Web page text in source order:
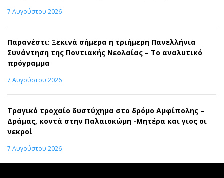
7 Αυγούστου 2026
Παρανέστι: Ξεκινά σήμερα η τριήμερη Πανελλήνια
Συνάντηση της Ποντιακής Νεολαίας – Το αναλυτικό
πρόγραμμα
7 Αυγούστου 2026
Τραγικό τροχαίο δυστύχημα στο δρόμο Αμφίπολης –
Δράμας, κοντά στην Παλαιοκώμη -Μητέρα και γιος οι
νεκροί
7 Αυγούστου 2026